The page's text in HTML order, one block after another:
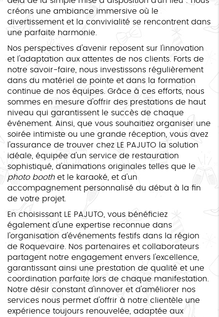
créons une ambiance immersive où le
divertissement et la convivialité se rencontrent dans
une parfaite harmonie.
Nos perspectives d'avenir reposent sur l'innovation
et l'adaptation aux attentes de nos clients. Forts de
notre savoir-faire, nous investissons régulièrement
dans du matériel de pointe et dans la formation
continue de nos équipes. Grâce à ces efforts, nous
sommes en mesure d'offrir des prestations de haut
niveau qui garantissent le succès de chaque
événement. Ainsi, que vous souhaitiez organiser une
soirée intimiste ou une grande réception, vous avez
l'assurance de trouver chez LE PAJUTO la solution
idéale, équipée d'un service de restauration
sophistiqué, d'animations originales telles que le
photo booth et le karaoké, et d'un
accompagnement personnalisé du début à la fin
de votre projet.
En choisissant LE PAJUTO, vous bénéficiez
également d'une expertise reconnue dans
l'organisation d'événements festifs dans la région
de Roquevaire. Nos partenaires et collaborateurs
partagent notre engagement envers l'excellence,
garantissant ainsi une prestation de qualité et une
coordination parfaite lors de chaque manifestation.
Notre désir constant d'innover et d'améliorer nos
services nous permet d'offrir à notre clientèle une
expérience toujours renouvelée, adaptée aux